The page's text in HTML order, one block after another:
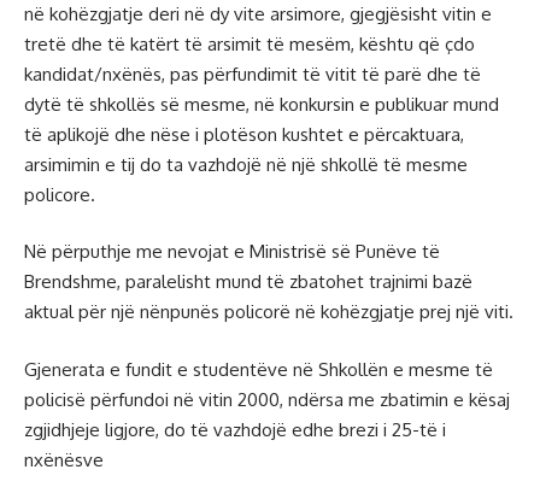
në kohëzgjatje deri në dy vite arsimore, gjegjësisht vitin e
tretë dhe të katërt të arsimit të mesëm, kështu që çdo
kandidat/nxënës, pas përfundimit të vitit të parë dhe të
dytë të shkollës së mesme, në konkursin e publikuar mund
të aplikojë dhe nëse i plotëson kushtet e përcaktuara,
arsimimin e tij do ta vazhdojë në një shkollë të mesme
policore.
Në përputhje me nevojat e Ministrisë së Punëve të
Brendshme, paralelisht mund të zbatohet trajnimi bazë
aktual për një nënpunës policorë në kohëzgjatje prej një viti.
Gjenerata e fundit e studentëve në Shkollën e mesme të
policisë përfundoi në vitin 2000, ndërsa me zbatimin e kësaj
zgjidhjeje ligjore, do të vazhdojë edhe brezi i 25-të i
nxënësve